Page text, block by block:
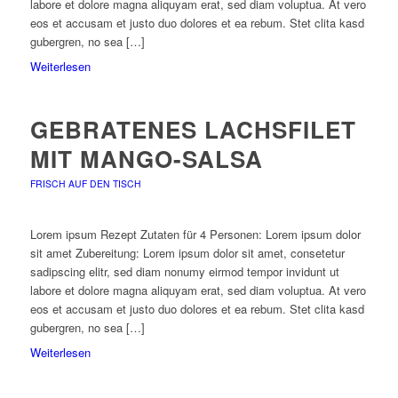
labore et dolore magna aliquyam erat, sed diam voluptua. At vero
eos et accusam et justo duo dolores et ea rebum. Stet clita kasd
gubergren, no sea […]
Weiterlesen
GEBRATENES LACHSFILET
MIT MANGO-SALSA
FRISCH AUF DEN TISCH
Lorem ipsum Rezept Zutaten für 4 Personen: Lorem ipsum dolor
sit amet Zubereitung: Lorem ipsum dolor sit amet, consetetur
sadipscing elitr, sed diam nonumy eirmod tempor invidunt ut
labore et dolore magna aliquyam erat, sed diam voluptua. At vero
eos et accusam et justo duo dolores et ea rebum. Stet clita kasd
gubergren, no sea […]
Weiterlesen